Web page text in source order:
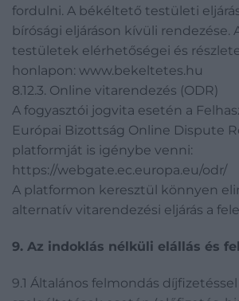
fordulni. A békéltető testületi
bírósági eljáráson kívüli rendezése.
testületek elérhetőségei és
honlapon: www.bekeltetes.hu
8.12.3. Online vitarendezés (ODR)
A fogyasztói jogvita esetén a
Európai Bizottság Online Dispute
platformját is igénybe venni:
https://webgate.ec.europa.eu/odr/
A platformon keresztül könnyen
alternatív vitarendezési eljárás a
9. Az indoklás nélküli elállás és
9.1 Általános felmondás díjfizetéssel